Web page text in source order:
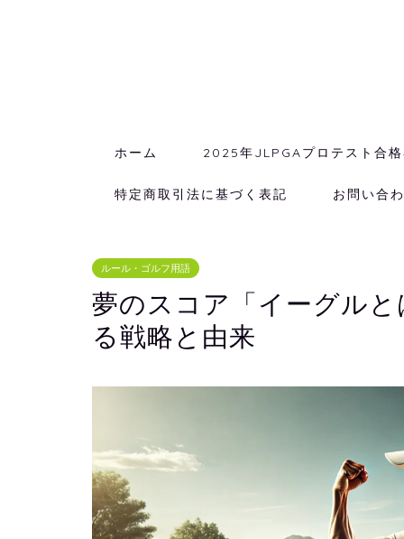
ホーム 2025年JLPGAプロテスト合
特定商取引法に基づく表記 お問い合
ルール・ゴルフ用語
夢のスコア「イーグル
る戦略と由来